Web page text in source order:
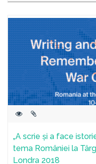
„A scrie și a face
tema României la
Londra 2018